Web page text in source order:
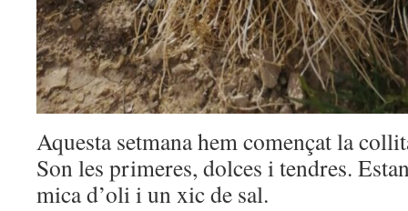
Aquesta setmana hem començat la
Son les primeres, dolces i tendres.
mica d’oli i un xic de sal.